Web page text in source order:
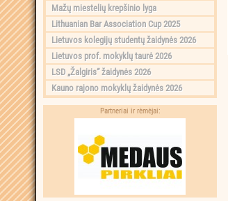
Mažų miestelių krepšinio lyga
Lithuanian Bar Association Cup 2025
Lietuvos kolegijų studentų žaidynės 2026
Lietuvos prof. mokyklų taurė 2026
LSD „Žalgiris“ žaidynės 2026
Kauno rajono mokyklų žaidynės 2026
Partneriai ir rėmėjai: